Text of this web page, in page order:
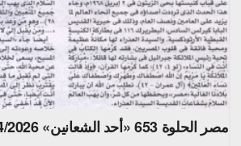
مصر الحلوة 653 «أحد الشعانين» 1/4/2026